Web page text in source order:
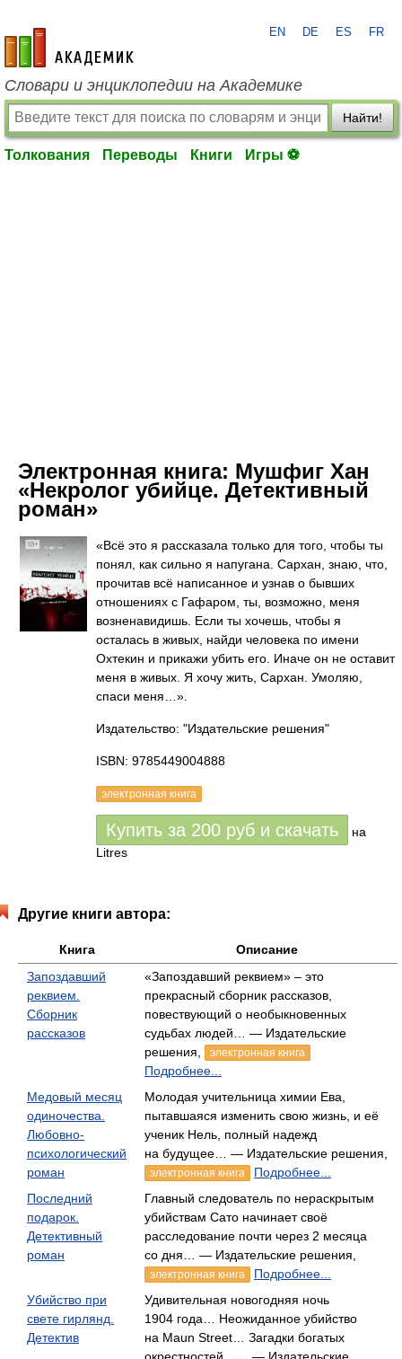
academic.ru
EN DE ES FR
Словари и энциклопедии на Академике
Найти!
Толкования Переводы Книги Игры ⚽
Электронная книга: Мушфиг Хан
«Некролог убийце. Детективный
роман»
«Всё это я рассказала только для того, чтобы ты
понял, как сильно я напугана. Сархан, знаю, что,
прочитав всё написанное и узнав о бывших
отношениях с Гафаром, ты, возможно, меня
возненавидишь. Если ты хочешь, чтобы я
осталась в живых, найди человека по имени
Охтекин и прикажи убить его. Иначе он не оставит
меня в живых. Я хочу жить, Сархан. Умоляю,
спаси меня…».
Издательство: "Издательские решения"
ISBN: 9785449004888
электронная книга
Купить за 200 руб и скачать
на
Litres
Другие книги автора:
Книга
Описание
Запоздавший
реквием.
Сборник
рассказов
«Запоздавший реквием» – это
прекрасный сборник рассказов,
повествующий о необыкновенных
судьбах людей… — Издательские
решения,
электронная книга
Подробнее...
Медовый месяц
одиночества.
Любовно-
психологический
роман
Молодая учительница химии Ева,
пытавшаяся изменить свою жизнь, и её
ученик Нель, полный надежд
на будущее… — Издательские решения,
электронная книга
Подробнее...
Последний
подарок.
Детективный
роман
Главный следователь по нераскрытым
убийствам Сато начинает своё
расследование почти через 2 месяца
со дня… — Издательские решения,
электронная книга
Подробнее...
Убийство при
свете гирлянд.
Детектив
Удивительная новогодняя ночь
1904 года… Неожиданное убийство
на Maun Street… Загадки богатых